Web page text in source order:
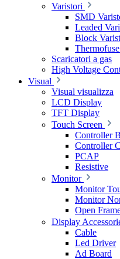
Varistori
SMD
Leaded
Block
Scaricatori a gas
High Voltage
Visual
Visual visualizza
LCD Display
TFT Display
Touch Screen
Controller
Controller
PCAP
Resistive
Monitor
Monitor
Monitor
Open
Display
Cable
Led Driver
Ad Board